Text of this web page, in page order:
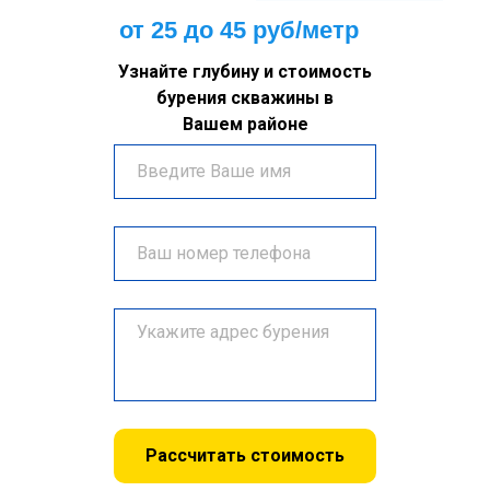
Рассчитать стоимость
Узнайте глубину и стоимость
бурения скважины в
Вашем районе
от 25 до 45 руб/метр